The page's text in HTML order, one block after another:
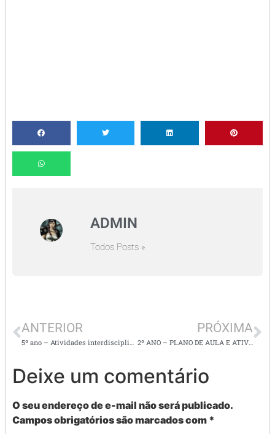
ADMIN
Todos Posts »
ANTERIOR PRÓXIMA
2º ANO – PLANO DE AULA E ATIVIDADES DE L. PORTUGUESA – EF12LP15/ EF12LP17
Deixe um comentário
O seu endereço de e-mail não será publicado.
Campos obrigatórios são marcados com *